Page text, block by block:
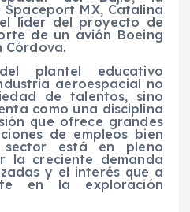
MX, Catalina
el líder del proyecto de
de un avión Boeing
Córdova.
plantel educativo
aeroespacial no
de talentos, sino
como una disciplina
que ofrece grandes
de empleos bien
sector está en pleno
la creciente demanda
y el interés que a
en la exploración